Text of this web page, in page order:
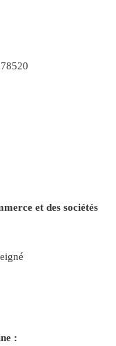
et des sociétés
: